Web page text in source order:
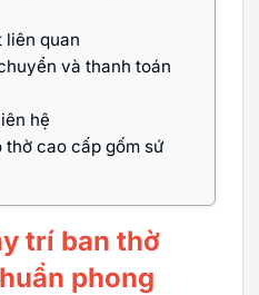
liên quan
và thanh toán
hệ
thờ cao cấp gốm sứ
trí ban thờ
phong